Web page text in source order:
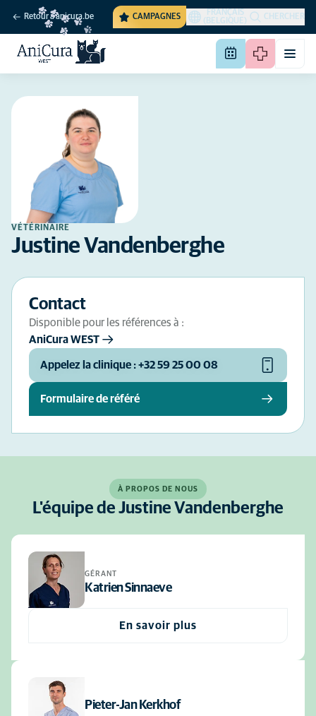
Retour à anicura.be CAMPAGNES
FRANÇAIS
(BELGIQUE)
CHERCHER
VÉTÉRINAIRE
Justine Vandenberghe
Contact
Disponible pour les références à :
AniCura WEST
Appelez la clinique : +32 59 25 00 08
Formulaire de référé
À PROPOS DE NOUS
L'équipe de Justine Vandenberghe
GÉRANT
Katrien Sinnaeve
En savoir plus
Pieter-Jan Kerkhof